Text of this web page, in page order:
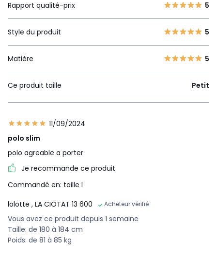
Rapport qualité-prix
5
Style du produit 5
Matière 5
Ce produit taille Petit
11/09/2024
polo slim
polo agreable a porter
Je recommande ce produit
Commandé en: taille l
lolotte , LA CIOTAT 13 600 Acheteur vérifié
Vous avez ce produit depuis 1 semaine
Taille: de 180 à 184 cm
Poids: de 81 à 85 kg